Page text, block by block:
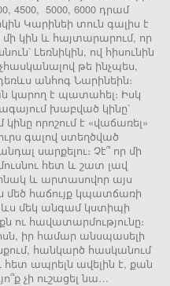
4500, 5000, 6000 դրամ
Կարինեի տուն գալիս է
կին և հայտարարում, որ
Լեռնիկին, ով հիսունին
թե ինչպես,
անհոգ Նարինեին։
կարող է պատահել։ Իսկ
խաբված կինը՝
որոշում է «վաճառել»
գալով ստեղծված
սարքելու։ Չէ՞ որ մի
հետ և շատ լավ
և արտասովոր այս
մեծ հաճույք կպատճառի
մեկ անգամ կստիպի
ու հավատարմությունը։
իր համար անսպասելի
հանկարծ հասկանում
հետ ապրելն ավելին է, քան
չի ուշացել նա…